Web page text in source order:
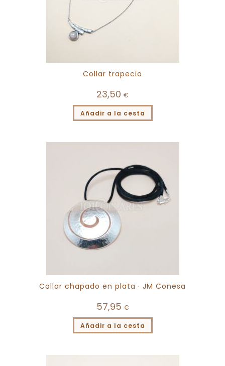
Collar trapecio
23,50 €
Añadir a la cesta
Collar chapado en plata · JM Conesa
57,95 €
Añadir a la cesta